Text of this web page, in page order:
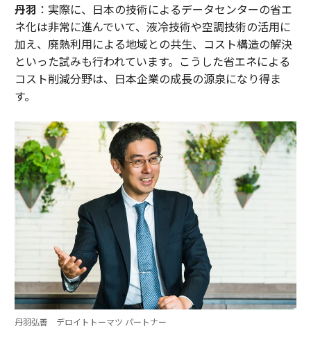
丹羽 ：実際に、日本の技術によるデータセンターの省エ
ネ化は非常に進んでいて、液冷技術や空調技術の活用に
加え、廃熱利用による地域との共生、コスト構造の解決
といった試みも行われています。こうした省エネによる
コスト削減分野は、日本企業の成長の源泉になり得ま
す。
丹羽弘善 デロイトトーマツ パートナー